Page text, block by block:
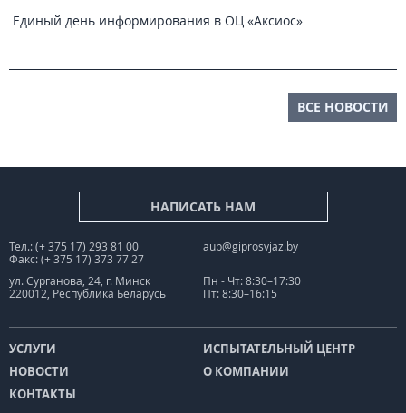
Единый день информирования в ОЦ «Аксиос»
ВСЕ НОВОСТИ
НАПИСАТЬ НАМ
Тел.: (+ 375 17) 293 81 00
Факс: (+ 375 17) 373 77 27
aup@giprosvjaz.by
ул. Сурганова, 24, г. Минск
220012, Республика Беларусь
Пн - Чт: 8:30–17:30
Пт: 8:30–16:15
УСЛУГИ
ИСПЫТАТЕЛЬНЫЙ ЦЕНТР
НОВОСТИ
О КОМПАНИИ
КОНТАКТЫ